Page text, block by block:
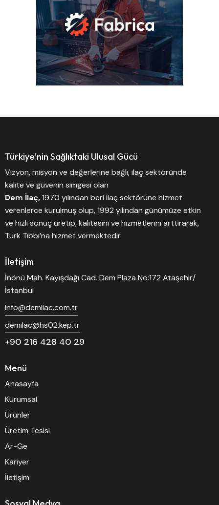
Türkiye'nin Sağlıktaki Ulusal Gücü
Vizyon, misyon ve değerlerine bağlı, ilaç sektöründe
kalite ve güvenin simgesi olan
Dem İlaç,1970 yılından beri ilaç sektörüne hizmet
verenlerce kurulmuş olup, 1992 yılından günümüze etkin
ve hızlı sonuç üretip, kalitesini ve hizmetlerini arttırarak,
Türk Tıbbı’na hizmet vermektedir.
İletişim
İnönü Mah. Kayışdağı Cad. Dem Plaza No:172 Ataşehir/
İstanbul
info@demilac.com.tr
demilac@hs02.kep.tr
+90 216 428 40 29
Menü
Anasayfa
Kurumsal
Ürünler
Üretim Tesisi
Ar-Ge
Kariyer
İletişim